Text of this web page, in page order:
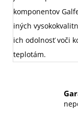
komponentov
iných
ich odolnosť voči
teplotám.